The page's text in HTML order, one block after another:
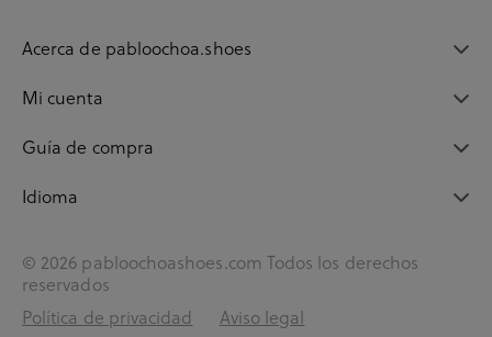
Acerca de pabloochoa.shoes
Mi cuenta
Guía de compra
Idioma
© 2026 pabloochoashoes.com Todos los derechos
reservados
Política de privacidad
Aviso legal